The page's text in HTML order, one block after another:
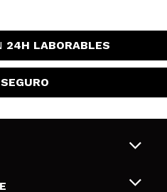
24H LABORABLES
SEGURO